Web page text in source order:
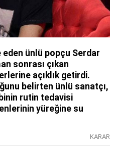
eden ünlü popçu Serdar
sonrası çıkan
açıklık getirdi.
belirten ünlü sanatçı,
rutin tedavisi
yüreğine su
KARAR